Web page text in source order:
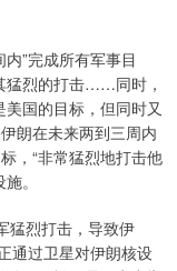
”完成所有军事目
猛烈的打击……同时，
国的目标，但同时又
朗在未来两到三周内
，“非常猛烈地打击他
。
烈打击，导致伊
通过卫星对伊朗核设